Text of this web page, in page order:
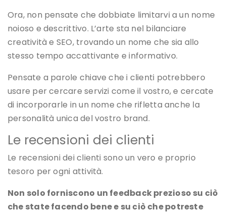
Ora, non pensate che dobbiate limitarvi a un nome
noioso e descrittivo. L’arte sta nel bilanciare
creatività e SEO, trovando un nome che sia allo
stesso tempo accattivante e informativo.
Pensate a parole chiave che i clienti potrebbero
usare per cercare servizi come il vostro, e cercate
di incorporarle in un nome che rifletta anche la
personalità unica del vostro brand.
Le recensioni dei clienti
Le recensioni dei clienti sono un vero e proprio
tesoro per ogni attività.
Non solo forniscono un feedback prezioso su ciò
che state facendo bene e su ciò che potreste